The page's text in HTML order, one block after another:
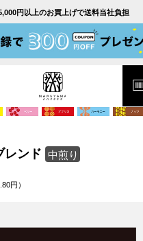
円以上のお買上げで送料当社負担
レンド 中煎り
円）